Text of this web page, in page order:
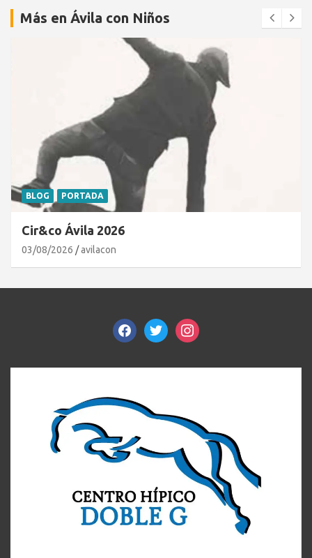
Más en Ávila con Niños
BLOG PORTADA
Cir&co Ávila 2026
03/08/2026 avilacon
facebooktwitterinstagram